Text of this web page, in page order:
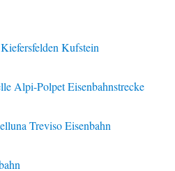
Kufstein
Alpi-Polpet Eisenbahnstrecke
Treviso Eisenbahn